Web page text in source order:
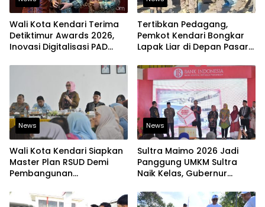
Wali Kota Kendari Terima
Detiktimur Awards 2026,
Inovasi Digitalisasi PAD
Tertibkan Pedagang,
Pemkot Kendari Bongkar
Lapak Liar di Depan Pasar
News
Wali Kota Kendari Siapkan
Master Plan RSUD Demi
Pembangunan
News
Sultra Maimo 2026 Jadi
Panggung UMKM Sultra
Naik Kelas, Gubernur
Tembus Pasar Ekspor